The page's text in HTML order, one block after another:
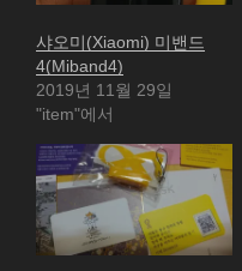
샤오미(Xiaomi) 미밴드
4(Miband4)
2019년 11월 29일
"item"에서